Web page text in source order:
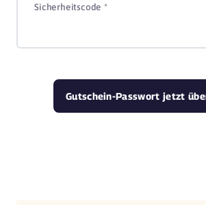
Sicherheitscode *
Gutschein-Passwort jetzt